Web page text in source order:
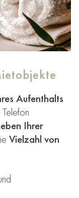
Aufenthalts
Ihrer
Vielzahl von